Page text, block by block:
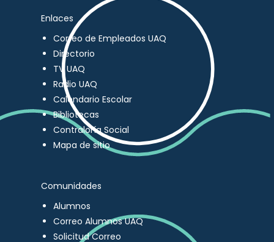
Enlaces
Correo de Empleados UAQ
Directorio
TV UAQ
Radio UAQ
Calendario Escolar
Bibliotecas
Contraloría Social
Mapa de sitio
Comunidades
Alumnos
Correo Alumnos UAQ
Solicitud Correo